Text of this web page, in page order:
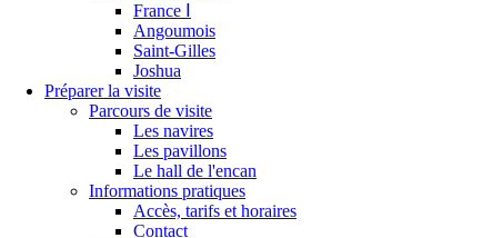
France Ⅰ
Angoumois
Saint-Gilles
Joshua
Préparer la visite
Parcours de visite
Les navires
Les pavillons
Le hall de l'encan
Informations pratiques
Accès, tarifs et horaires
Contact